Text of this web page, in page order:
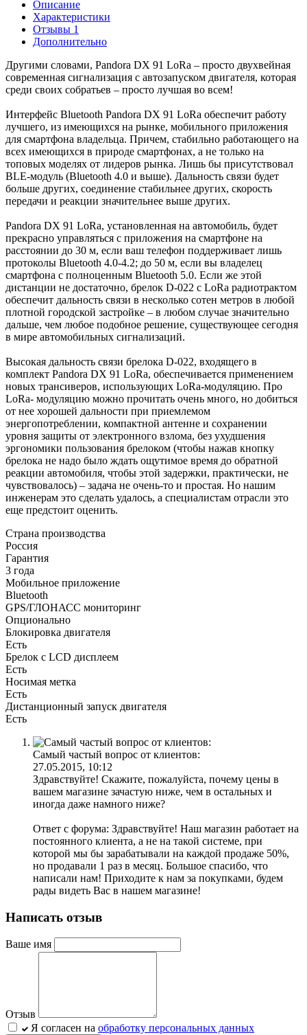
Описание
Характеристики
Отзывы 1
Дополнительно
Другими словами, Pandora DX 91 LoRa – просто двухвейная
современная сигнализация с автозапуском двигателя, которая
среди своих собратьев – просто лучшая во всем!
Интерфейс Bluetooth Pandora DX 91 LoRa обеспечит работу
лучшего, из имеющихся на рынке, мобильного приложения
для смартфона владельца. Причем, стабильно работающего на
всех имеющихся в природе смартфонах, а не только на
топовых моделях от лидеров рынка. Лишь бы присутствовал
BLE-модуль (Bluetooth 4.0 и выше). Дальность связи будет
больше других, соединение стабильнее других, скорость
передачи и реакции значительнее выше других.
Pandora DX 91 LoRa, установленная на автомобиль, будет
прекрасно управляться с приложения на смартфоне на
расстоянии до 30 м, если ваш телефон поддерживает лишь
протоколы Bluetooth 4.0-4.2; до 50 м, если вы владелец
смартфона с полноценным Bluetooth 5.0. Если же этой
дистанции не достаточно, брелок D-022 с LoRa радиотрактом
обеспечит дальность связи в несколько сотен метров в любой
плотной городской застройке – в любом случае значительно
дальше, чем любое подобное решение, существующее сегодня
в мире автомобильных сигнализаций.
Высокая дальность связи брелока D-022, входящего в
комплект Pandora DX 91 LoRa, обеспечивается применением
новых трансиверов, использующих LoRa-модуляцию. Про
LoRa- модуляцию можно прочитать очень много, но добиться
от нее хорошей дальности при приемлемом
энергопотреблении, компактной антенне и сохранении
уровня защиты от электронного взлома, без ухудшения
эргономики пользования брелоком (чтобы нажав кнопку
брелока не надо было ждать ощутимое время до обратной
реакции автомобиля, чтобы этой задержки, практически, не
чувствовалось) – задача не очень-то и простая. Но нашим
инженерам это сделать удалось, а специалистам отрасли это
еще предстоит оценить.
Страна производства
Россия
Гарантия
3 года
Мобильное приложение
Bluetooth
GPS/ГЛОНАСС мониторинг
Опционально
Блокировка двигателя
Есть
Брелок с LCD дисплеем
Есть
Носимая метка
Есть
Дистанционный запуск двигателя
Есть
Самый частый вопрос от клиентов:
27.05.2015, 10:12
Здравствуйте! Скажите, пожалуйста, почему цены в
вашем магазине зачастую ниже, чем в остальных и
иногда даже намного ниже?
Ответ с форума: Здравствуйте! Наш магазин работает на
постоянного клиента, а не на такой системе, при
которой мы бы зарабатывали на каждой продаже 50%,
но продавали 1 раз в месяц. Большое спасибо, что
написали нам! Приходите к нам за покупками, будем
рады видеть Вас в нашем магазине!
Написать отзыв
Ваше имя
Отзыв
Я согласен на обработку персональных данных